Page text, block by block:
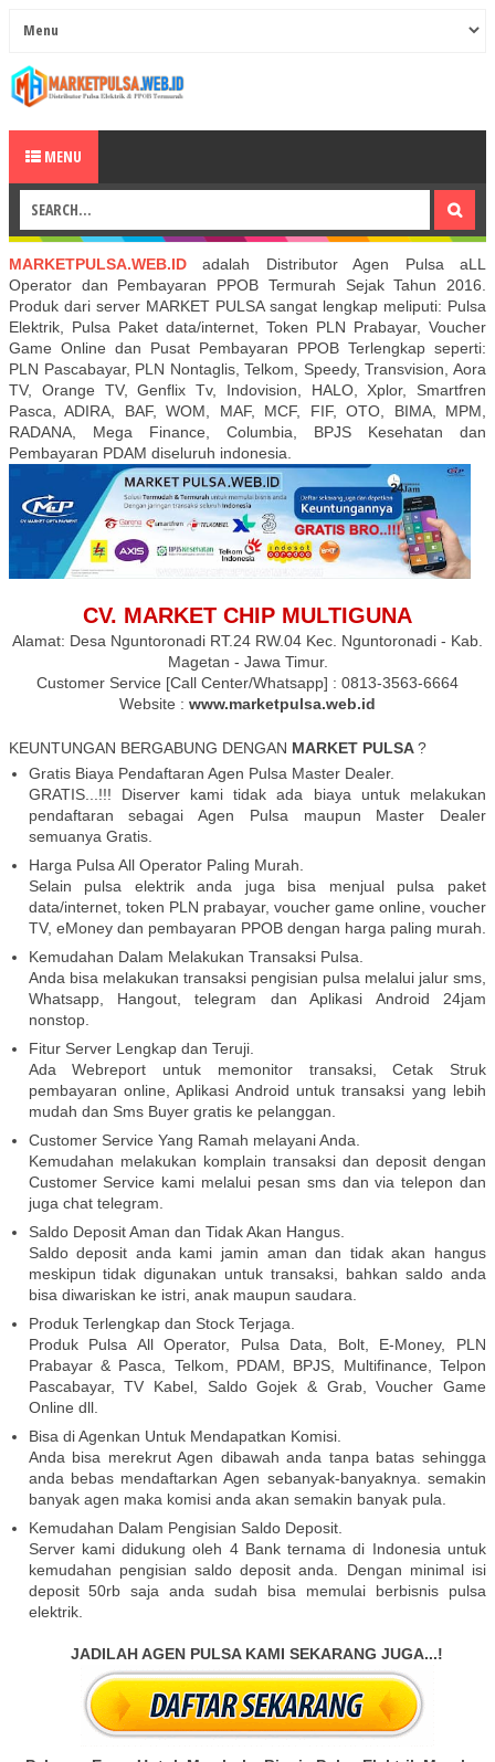
MENU
MARKETPULSA.WEB.ID adalah Distributor Agen Pulsa aLL
Operator dan Pembayaran PPOB Termurah Sejak Tahun 2016.
Produk dari server MARKET PULSA sangat lengkap meliputi: Pulsa
Elektrik, Pulsa Paket data/internet, Token PLN Prabayar, Voucher
Game Online dan Pusat Pembayaran PPOB Terlengkap seperti:
PLN Pascabayar, PLN Nontaglis, Telkom, Speedy, Transvision, Aora
TV, Orange TV, Genflix Tv, Indovision, HALO, Xplor, Smartfren
Pasca, ADIRA, BAF, WOM, MAF, MCF, FIF, OTO, BIMA, MPM,
RADANA, Mega Finance, Columbia, BPJS Kesehatan dan
Pembayaran PDAM diseluruh indonesia.
CV. MARKET CHIP MULTIGUNA
Alamat: Desa Nguntoronadi RT.24 RW.04 Kec. Nguntoronadi - Kab.
Magetan - Jawa Timur.
Customer Service [Call Center/Whatsapp] : 0813-3563-6664
Website : www.marketpulsa.web.id
KEUNTUNGAN BERGABUNG DENGAN MARKET PULSA?
Gratis Biaya Pendaftaran Agen Pulsa Master Dealer.
GRATIS...!!! Diserver kami tidak ada biaya untuk melakukan
pendaftaran sebagai Agen Pulsa maupun Master Dealer
semuanya Gratis.
Harga Pulsa All Operator Paling Murah.
Selain pulsa elektrik anda juga bisa menjual pulsa paket
data/internet, token PLN prabayar, voucher game online, voucher
TV, eMoney dan pembayaran PPOB dengan harga paling murah.
Kemudahan Dalam Melakukan Transaksi Pulsa.
Anda bisa melakukan transaksi pengisian pulsa melalui jalur sms,
Whatsapp, Hangout, telegram dan Aplikasi Android 24jam
nonstop.
Fitur Server Lengkap dan Teruji.
Ada Webreport untuk memonitor transaksi, Cetak Struk
pembayaran online, Aplikasi Android untuk transaksi yang lebih
mudah dan Sms Buyer gratis ke pelanggan.
Customer Service Yang Ramah melayani Anda.
Kemudahan melakukan komplain transaksi dan deposit dengan
Customer Service kami melalui pesan sms dan via telepon dan
juga chat telegram.
Saldo Deposit Aman dan Tidak Akan Hangus.
Saldo deposit anda kami jamin aman dan tidak akan hangus
meskipun tidak digunakan untuk transaksi, bahkan saldo anda
bisa diwariskan ke istri, anak maupun saudara.
Produk Terlengkap dan Stock Terjaga.
Produk Pulsa All Operator, Pulsa Data, Bolt, E-Money, PLN
Prabayar & Pasca, Telkom, PDAM, BPJS, Multifinance, Telpon
Pascabayar, TV Kabel, Saldo Gojek & Grab, Voucher Game
Online dll.
Bisa di Agenkan Untuk Mendapatkan Komisi.
Anda bisa merekrut Agen dibawah anda tanpa batas sehingga
anda bebas mendaftarkan Agen sebanyak-banyaknya. semakin
banyak agen maka komisi anda akan semakin banyak pula.
Kemudahan Dalam Pengisian Saldo Deposit.
Server kami didukung oleh 4 Bank ternama di Indonesia untuk
kemudahan pengisian saldo deposit anda. Dengan minimal isi
deposit 50rb saja anda sudah bisa memulai berbisnis pulsa
elektrik.
JADILAH AGEN PULSA KAMI SEKARANG JUGA...!